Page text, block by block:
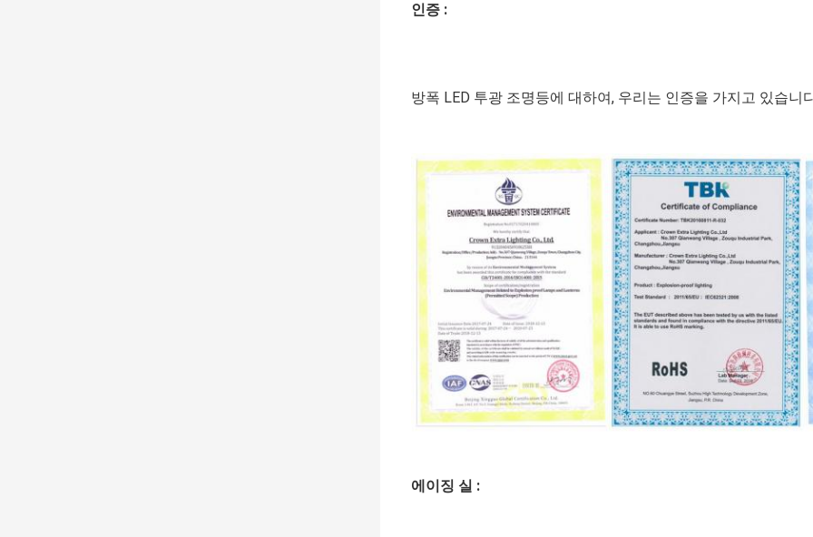
인증 :
방폭 LED 투광 조명등에 대하여, 우리는 인증을 가지고 있습니
에이징 실 :